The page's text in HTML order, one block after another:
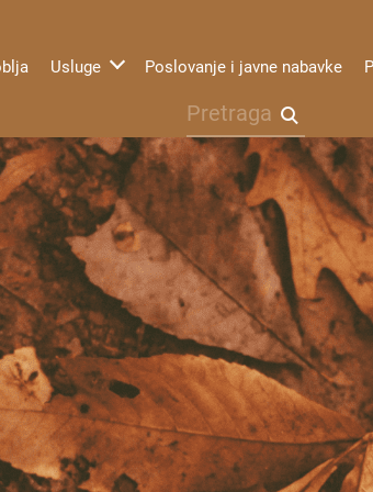
Usluge Poslovanje i javne nabavke